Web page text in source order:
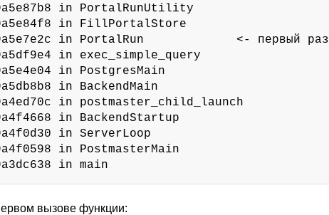
in PortalRunUtility
in FillPortalStore
in PortalRun             <- первый раз
in exec_simple_query
in PostgresMain
in BackendMain
in postmaster_child_launch
in BackendStartup
in ServerLoop
in PostmasterMain
in main
вызове функции: